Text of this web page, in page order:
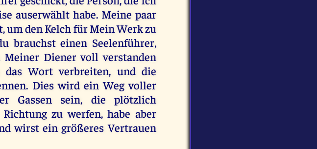
auserwählt habe. Meine paar
um den Kelch für Mein Werk zu
brauchst einen Seelenführer,
Diener voll verstanden
Wort verbreiten, und die
Dies wird ein Weg voller
Gassen sein, die plötzlich
zu werfen, habe aber
wirst ein größeres Vertrauen